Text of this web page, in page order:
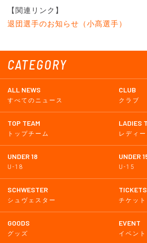
CATEGORY
ALL NEWS
すべてのニュース
CLUB
クラブ
TOP TEAM
トップチーム
LADIES
レディー
UNDER 18
U-18
UNDER
U-15
SCHWESTER
シュヴェスター
TICKETS
チケット
GOODS
グッズ
EVENT
イベント
【関連リンク】
退団選手のお知らせ（小髙選手）